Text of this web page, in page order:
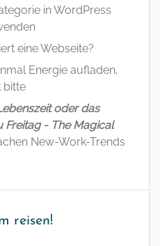
in WordPress
eine Webseite?
Energie aufladen,
bitte
oder das
Freitag - The Magical
New-Work-Trends
reisen!